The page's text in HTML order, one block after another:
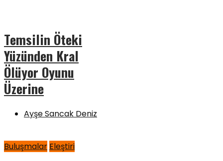
Temsilin Öteki
Yüzünden Kral
Ölüyor Oyunu
Üzerine
Ayşe Sancak Deniz
Buluşmalar Eleştiri